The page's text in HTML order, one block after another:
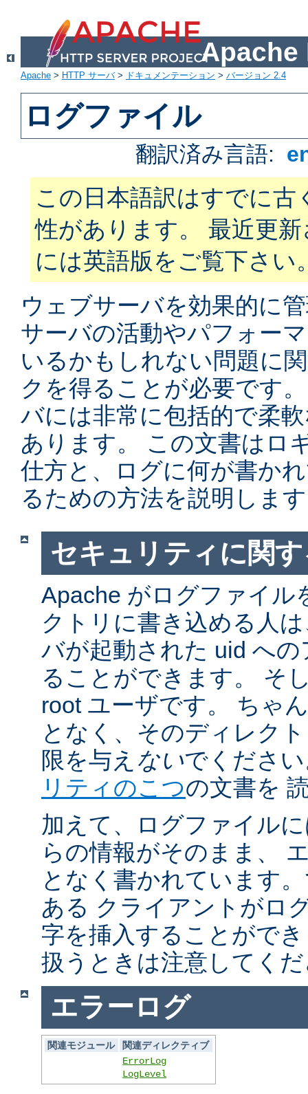
Apache
Apache > HTTP サーバ> ドキュメンテーション > バージョン 2.4
ログファイル
翻訳済み言語:
この日本語訳はすでに古
性があります。 最近更
には英語版をご覧下さい
ウェブサーバを効果的に
サーバの活動やパフォー
いるかもしれない問題に
クを得ることが必要です
バには非常に包括的で柔
あります。 この文書はロ
仕方と、ログに何が書か
るための方法を説明しま
セキュリティに関
Apache がログファイル
クトリに書き込める人
バが起動された uid へ
ることができます。 そ
root ユーザです。 ちゃ
となく、そのディレク
限を与え ないでくださ
リティのこつの文書を
加えて、ログファイル
らの情報がそのまま、
となく書かれています
ある クライアントがロ
字を挿入することがで
扱うときは注意してく
エラーログ
関連モジュール
関連ディレクティブ
ErrorLog
LogLevel